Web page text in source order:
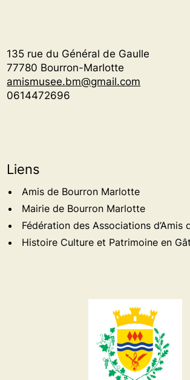
135 rue du Général de Gaulle
77780 Bourron-Marlotte
amismusee.bm@gmail.com
0614472696
Liens
Amis de Bourron Marlotte
Mairie de Bourron Marlotte
Fédération des Associations d’Amis
Histoire Culture et Patrimoine en